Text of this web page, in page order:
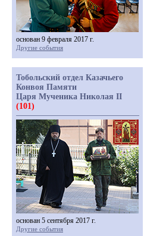
основан 9 февраля 2017 г.
Другие события
Тобольский отдел Казачьего
Конвоя Памяти
Царя Мученика Николая II
(101)
основан 5 сентября 2017 г.
Другие события